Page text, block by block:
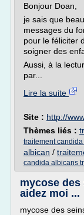
Bonjour Doan,
je sais que
messages du
pour le féliciter
soigner des
Aussi, à la
par...
Lire la suite
Site : http://
Thèmes liés :
traitement
albican /
candida albicans
mycose
aidez moi ...
mycose des